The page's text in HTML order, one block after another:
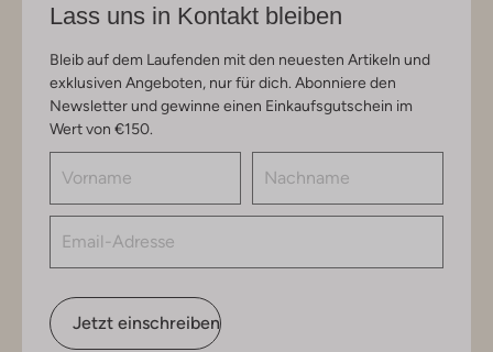
Lass uns in Kontakt bleiben
Bleib auf dem Laufenden mit den neuesten Artikeln und
exklusiven Angeboten, nur für dich. Abonniere den
Newsletter und gewinne einen Einkaufsgutschein im
Wert von €150.
Jetzt einschreiben